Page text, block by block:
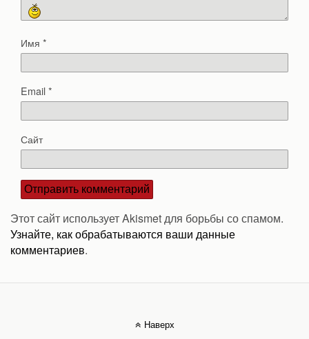
Имя *
Email*
Сайт
Этот сайт использует Akismet для борьбы со спамом.
Узнайте, как обрабатываются ваши данные
комментариев.
Наверх